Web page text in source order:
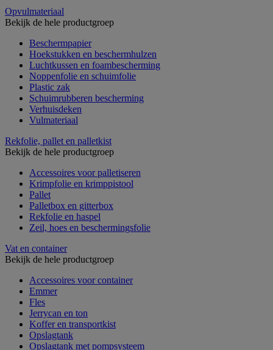
Opvulmateriaal
Bekijk de hele productgroep
Beschermpapier
Hoekstukken en beschermhulzen
Luchtkussen en foambescherming
Noppenfolie en schuimfolie
Plastic zak
Schuimrubberen bescherming
Verhuisdeken
Vulmateriaal
Rekfolie, pallet en palletkist
Bekijk de hele productgroep
Accessoires voor palletiseren
Krimpfolie en krimppistool
Pallet
Palletbox en gitterbox
Rekfolie en haspel
Zeil, hoes en beschermingsfolie
Vat en container
Bekijk de hele productgroep
Accessoires voor container
Emmer
Fles
Jerrycan en ton
Koffer en transportkist
Opslagtank
Opslagtank met pompsysteem